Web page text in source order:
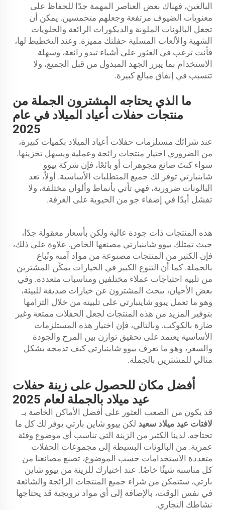
البالغين، فهناك بعض العناصر المهمة جدًا للحفاظ على
معنويات الضيوف مرتفعة وجعلهم متحمسين. يمكن أن
تجعل البالونات الملونة والديكورات الرائعة والحلويات
الشهية والألعاب المسلية حفلتك مميزة. وعند التخطيط لها،
فأنت ترغب في العثور على أشياء تبدو رائعة، وسهلة
الاستخدام بما يبرر الجهد المبذول من قبل الجميع، ولا
تتسبب في إنفاق مبالغ كبيرة.
ما الذي يحتاجه المشترون الجملة من
منتجات حفلات أعياد الميلاد في عام
2025
عند شرائك مستلزمات حفلات أعياد الميلاد بكميات كبيرة،
من الضروري اختيار منتجات رائجة وعملية ويسهل تخزينها.
سواء كنتَ صانع مجوهرات أو بائعًا، فإن شركة ييوو
شاينبارتي توفر لك جميع المتطلبات الأساسية. أولاً، تعد
البالونات ضرورية، فهي تأتي بأنماط وألوان مختلفة، ولا
تفشل أبدًا في إضفاء جو من الحيوية على الغرفة.
هذه المنتجات ذات جودة عالية ولكن بأسعار معقولة جدًا،
حيث تمتلك ييوو شاينبارتي مصنعها الخاص. علاوة على ذلك،
فإن الكثير من المنتجات مصنوعة من مواد آمنة وتُباع
بالجملة. كما أن التنوع الكبير في الخيارات يمكّن المشترين
من تلبية احتياجات عملاء مختلفين ومناسبات متعددة. وفي
بعض الأحيان، يبحث المشترون عن خيارات صديقة للبيئة،
وهو ما تعمل ييوو شاينبارتي على تلبيته من خلال التزامها
بتوفير المزيد من هذه المنتجات لجعل الحفلات ممتعة وغير
ضارة بالكوكب. وبالتالي، فإن اختيار هذه المستلزمات
الأساسية يعتمد على تحقيق توازن بين المرح والجودة
والسعر، وهو ما تعرف ييوو شاينبارتي كيف تدمجه بشكل
مثالي للمشترين بالجملة.
أفضل مكان للحصول على زينة حفلات
عيد ميلاد بالجملة لعام 2025
قد يكون من الصعب العثور على أفضل الأماكن الخاصة بـ
لافتات عيد ميلاد سعيد لكن ييوو شاين بارتي يوفر لك كل ما
تحتاجه. لدينا الكثير من الزينة التي تناسب أي موضوع وفئة
عمرية. من البالونات البسيطة إلى مجموعات الحفلات
متعددة الاستخدامات حسب الموضوع، تصنع مصانعنا من
كل مناسبة شيئًا خاصًا. عند اختيارك للزينة من ييوو شاين
بارتي، ستتمكن من شراء جميع المنتجات الرائجة والشائعة
في نفس الوقت، بالإضافة إلى أي مواد ترويجية قد يحتاجها
نشاطك التجاري.